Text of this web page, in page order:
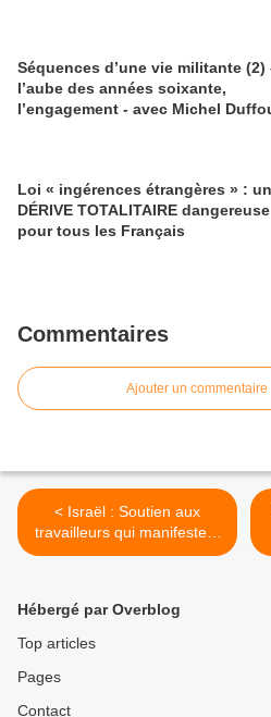
Séquences d’une vie militante (2)
l’aube des années soixante,
l’engagement - avec Michel
Loi « ingérences étrangères » :
DÉRIVE TOTALITAIRE dangereuse
pour tous les Français
Commentaires
Ajouter un commentaire
< Israël : Soutien aux
travailleurs qui manifestent
pour leurs droits
Hébergé par Overblog
Top articles
Pages
Contact